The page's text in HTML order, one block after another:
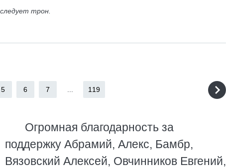
трон.
5 6 7 119
Огромная благодарность за
поддержку Абрамий, Алекс, Бамбр,
Вязовский Алексей, Овчинников Евгений,